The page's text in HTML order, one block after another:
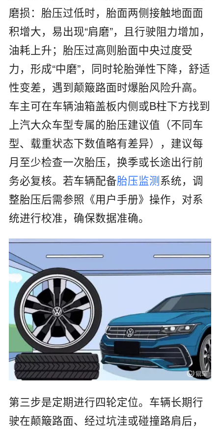
磨损：胎压过低时，胎面两侧接触地面面
积增大，易出现“肩磨”，且行驶阻力增加，
油耗上升；胎压过高则胎面中央过度受
力，形成“中磨”，同时轮胎弹性下降，舒适
性变差，遇到颠簸路面时爆胎风险升高。
车主可在车辆油箱盖板内侧或B柱下方找到
上汽大众车型专属的胎压建议值（不同车
型、载重状态下数值略有差异），建议每
月至少检查一次胎压，换季或长途出行前
务必复核。若车辆配备胎压监测系统，调
整胎压后需参照《用户手册》操作，对系
统进行校准，确保数据准确。
第三步是定期进行四轮定位。车辆长期行
驶在颠簸路面、经过坑洼或碰撞路肩后，